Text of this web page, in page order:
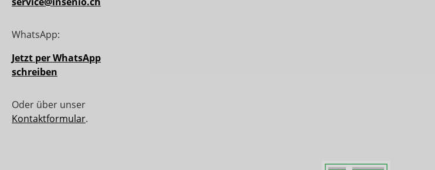
WhatsApp:
Jetzt per WhatsApp
schreiben
Oder über unser
Kontaktformular.